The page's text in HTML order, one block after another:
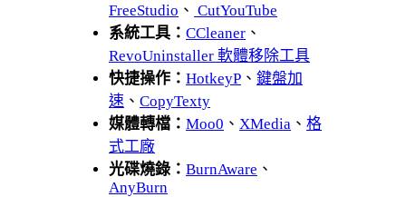
FreeStudio 、 CutYouTube
系統工具： CCleaner 、
RevoUninstaller 軟體移除工具
快捷操作： HotkeyP 、 鍵盤加
速 、 CopyTexty
媒體轉檔： Moo0 、 XMedia 、 格
式工廠
光碟燒錄： BurnAware 、
AnyBurn